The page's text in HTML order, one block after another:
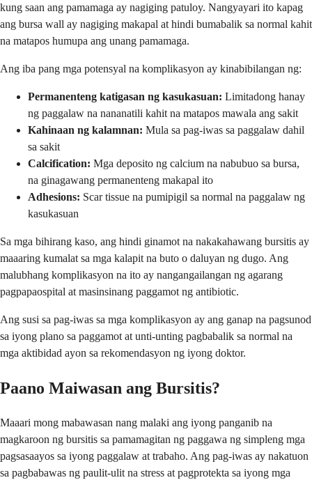
kung saan ang pamamaga ay nagiging patuloy. Nangyayari ito kapag
ang bursa wall ay nagiging makapal at hindi bumabalik sa normal kahit
na matapos humupa ang unang pamamaga.
Ang iba pang mga potensyal na komplikasyon ay kinabibilangan ng:
Permanenteng katigasan ng kasukasuan: Limitadong hanay
ng paggalaw na nananatili kahit na matapos mawala ang sakit
Kahinaan ng kalamnan: Mula sa pag-iwas sa paggalaw dahil
sa sakit
Calcification: Mga deposito ng calcium na nabubuo sa bursa,
na ginagawang permanenteng makapal ito
Adhesions: Scar tissue na pumipigil sa normal na paggalaw ng
kasukasuan
Sa mga bihirang kaso, ang hindi ginamot na nakakahawang bursitis ay
maaaring kumalat sa mga kalapit na buto o daluyan ng dugo. Ang
malubhang komplikasyon na ito ay nangangailangan ng agarang
pagpapaospital at masinsinang paggamot ng antibiotic.
Ang susi sa pag-iwas sa mga komplikasyon ay ang ganap na pagsunod
sa iyong plano sa paggamot at unti-unting pagbabalik sa normal na
mga aktibidad ayon sa rekomendasyon ng iyong doktor.
Paano Maiwasan ang Bursitis?
Maaari mong mabawasan nang malaki ang iyong panganib na
magkaroon ng bursitis sa pamamagitan ng paggawa ng simpleng mga
pagsasaayos sa iyong paggalaw at trabaho. Ang pag-iwas ay nakatuon
sa pagbabawas ng paulit-ulit na stress at pagprotekta sa iyong mga